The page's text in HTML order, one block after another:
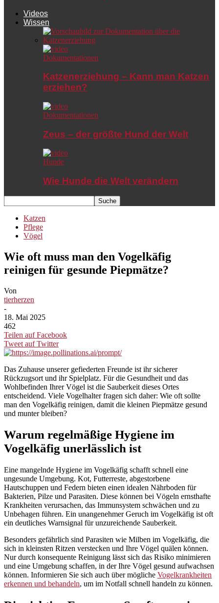
Videos
Wissen
Dokumentationen
Katzenerziehung – Kann man Katzen
erziehen?
Dokumentationen
Zeus – der größte Hund der Welt
Hunde
Wie Hunde die Welt verändern
Katzen
Pflege
Vögel
Wie oft muss man den Vogelkäfig
reinigen für gesunde Piepmätze?
Von
tierherzen
-
18. Mai 2025
462
Teilen auf Facebook
Tweet auf Twitter
Das Zuhause unserer gefiederten Freunde ist ihr sicherer
Rückzugsort und ihr Spielplatz. Für die Gesundheit und das
Wohlbefinden Ihrer Vögel ist die Sauberkeit dieses Ortes
entscheidend. Viele Vogelhalter fragen sich daher: Wie oft sollte
man den Vogelkäfig reinigen, damit die kleinen Piepmätze gesund
und munter bleiben?
Warum regelmäßige Hygiene im
Vogelkäfig unerlässlich ist
Eine mangelnde Hygiene im Vogelkäfig schafft schnell eine
ungesunde Umgebung. Kot, Futterreste, abgestorbene
Hautschuppen und Federn bieten einen idealen Nährboden für
Bakterien, Pilze und Parasiten. Diese können bei Vögeln ernsthafte
Krankheiten verursachen, das Immunsystem schwächen und zu
Unbehagen führen. Ein unangenehmer Geruch im Vogelkäfig ist oft
ein deutliches Warnsignal für unzureichende Sauberkeit.
Besonders gefährlich sind Parasiten wie Milben im Vogelkäfig, die
sich in kleinsten Ritzen verstecken und Ihre Vögel quälen können.
Nur durch konsequente Reinigung lässt sich das Risiko minimieren
und eine Umgebung schaffen, in der Ihre Vögel gesund aufwachsen
können. Informieren Sie sich auch über mögliche Vogelkrankheiten
erkennen und behandeln, um im Notfall schnell handeln zu können.